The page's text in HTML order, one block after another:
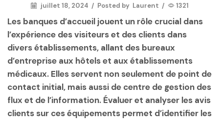
juillet 18, 2024 / Posted by Laurent / 1321
Les banques d’accueil jouent un rôle crucial dans
l’expérience des visiteurs et des clients dans
divers établissements, allant des bureaux
d’entreprise aux hôtels et aux établissements
médicaux. Elles servent non seulement de point de
contact initial, mais aussi de centre de gestion des
flux et de l’information. Évaluer et analyser les avis
clients sur ces équipements permet d’identifier les